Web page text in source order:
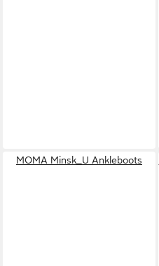
MOMA Minsk_U Ankleboots